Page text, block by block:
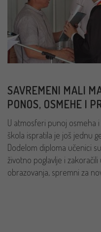
SAVREMENI MALI
PONOS, OSMEHE I
U atmosferi punoj osmeha
škola ispratila je još jednu
Dodelom diploma učenici
životno poglavlje i
obrazovanja, spremni za